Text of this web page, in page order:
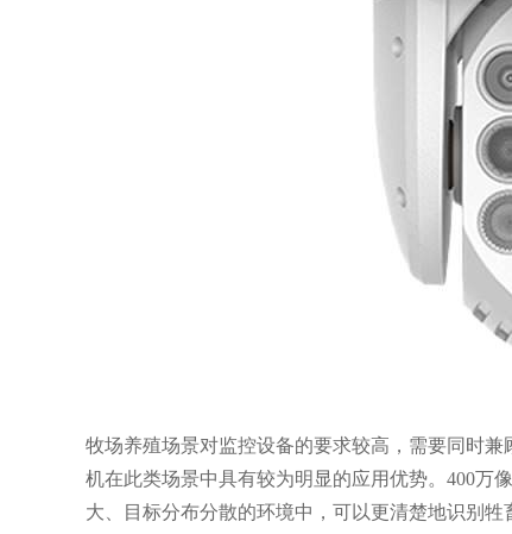
牧场养殖场景对监控设备的要求较高，需要同时
机在此类场景中具有较为明显的应用优势。400万
大、目标分布分散的环境中，可以更清楚地识别